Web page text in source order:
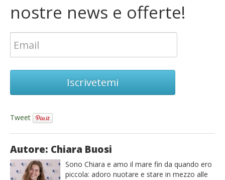
nostre news e offerte!
Iscrivetemi
Tweet
Autore: Chiara Buosi
Sono Chiara e amo il mare fin da quando ero
piccola: adoro nuotare e stare in mezzo alle